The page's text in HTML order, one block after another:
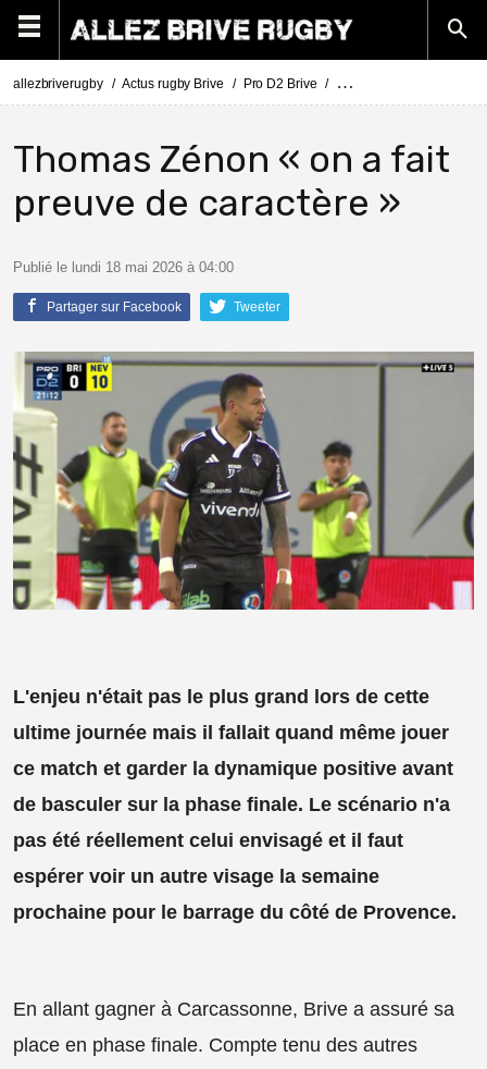
allezbriverugby Actus rugby Brive Pro D2 Brive Pro D2 : Brive - Nevers
Thomas Zénon « on a fait
preuve de caractère »
Publié le lundi 18 mai 2026 à 04:00
Partager sur Facebook Tweeter
L'enjeu n'était pas le plus grand lors de cette
ultime journée mais il fallait quand même jouer
ce match et garder la dynamique positive avant
de basculer sur la phase finale. Le scénario n'a
pas été réellement celui envisagé et il faut
espérer voir un autre visage la semaine
prochaine pour le barrage du côté de Provence.
En allant gagner à Carcassonne, Brive a assuré sa
place en phase finale. Compte tenu des autres